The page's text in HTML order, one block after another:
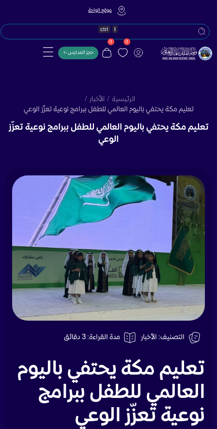
موقع الواحة
0
0
حجز المدارس
الرئيسية / الأخبار /
تعليم مكة يحتفي باليوم العالمي للطفل ببرامج نوعية تعزّز الوعي
تعليم مكة يحتفي باليوم العالمي للطفل ببرامج نوعية تعزّز
الوعي
التصنيف: الأخبار مدة القراءة: 3 دقائق
تعليم مكة يحتفي باليوم
العالمي للطفل ببرامج
نوعية تعزّز الوعي